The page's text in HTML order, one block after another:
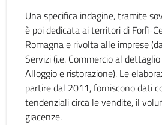
Una specifica indagine, tramite
è poi dedicata ai territori di Forlì-
Romagna e rivolta alle imprese
Servizi (i.e. Commercio al dettaglio
Alloggio e ristorazione). Le
partire dal 2011, forniscono dati
tendenziali circa le vendite, il
giacenze.